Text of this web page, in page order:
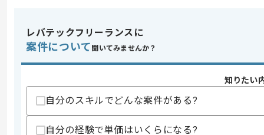
OS
開発ツール
この案件のポイント
長期プロジェクト
求めるスキル
レバテックフリーランスに
案件について 聞いてみませんか？
知りたい
自分のスキルでどんな案件がある?
自分の経験で単価はいくらになる?